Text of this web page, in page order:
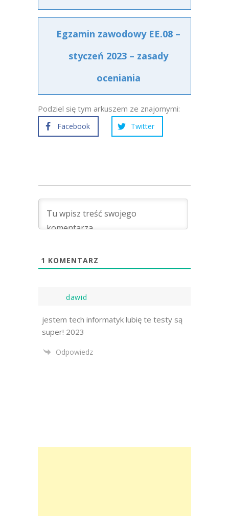
Egzamin zawodowy EE.08 –
styczeń 2023 – zasady
oceniania
Podziel się tym arkuszem ze znajomymi:
Facebook Twitter
1 KOMENTARZ
dawid
jestem tech informatyk lubię te testy są
super! 2023
Odpowiedz